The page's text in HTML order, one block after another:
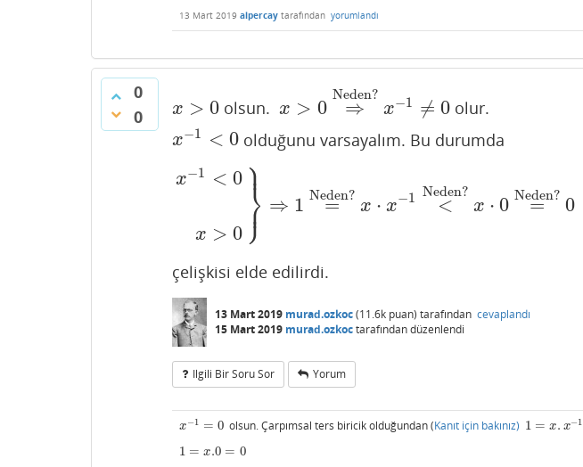
13 Mart 2019 alpercay tarafından yorumlandı
0
0
x > 0
x> 0 olsun.x > 0 ⇒
Neden?
x−1 ≠ 0
x> 0⇒Neden? x−1≠0 olur.
x−1 < 0
x−1< 0 olduğunu varsayalım. Bu durumda
x−1 < 0
x > 0
⎫
⎭
⎬
⎪
⎪ ⇒ 1 =
Neden?
x ⋅ x−1 <
Neden?
x ⋅ 0 =
Neden? 0
0} ⇒1 =Neden? x⋅x − 1<Neden? 0=Neden?0
çelişkisi elde edilirdi.
13 Mart 2019 murad.ozkoc(11.6k puan) tarafından cevaplandı
15 Mart 2019 murad.ozkoctarafındandüzenlendi
Ilgili Bir Soru Sor Yorum
x−1 = 0
x−1= 0 olsun. Çarpımsal ters biricik olduğundan (Kanıt için bakınız) 1 = x. x−1
1 =x. x−1=x−1
1 = x.0 = 0
1 =x.0=0